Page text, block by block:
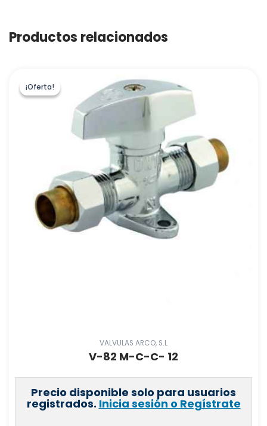
Productos relacionados
¡Oferta!
¡Oferta!
VALVULAS ARCO, S.L
V-82 M-C-C- 12
Precio disponible solo para usuarios
registrados. Inicia sesión o Regístrate